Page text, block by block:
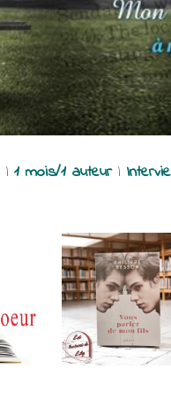
| 1 mois/1 auteur|